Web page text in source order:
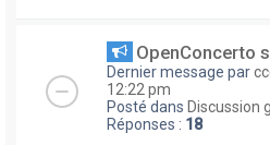
OpenConcerto
Dernier message par
12:22 pm
Posté dans Discussion
Réponses : 18